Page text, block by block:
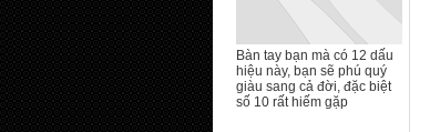
Bàn tay bạn mà có 12 dấu
hiệu này, bạn sẽ phú quý
giàu sang cả đời, đặc biệt
số 10 rất hiếm gặp